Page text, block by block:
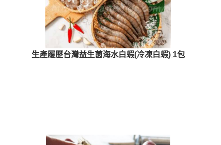
生產履歷台灣益生菌海水白蝦(冷凍白蝦) 1包